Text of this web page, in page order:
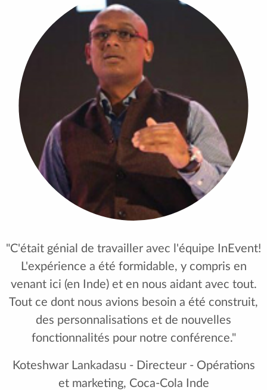
"C'était génial de travailler avec l'équipe InEvent!
L'expérience a été formidable, y compris en
venant ici (en Inde) et en nous aidant avec tout.
Tout ce dont nous avions besoin a été construit,
des personnalisations et de nouvelles
fonctionnalités pour notre conférence."
Koteshwar Lankadasu - Directeur - Opérations
et marketing, Coca-Cola Inde